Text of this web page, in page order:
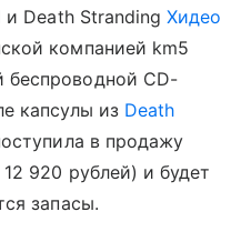
и Death StrandingХидео
компанией km5
беспроводной CD-
капсулы из Death
в продажу
920 рублей) и будет
запасы.